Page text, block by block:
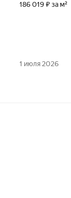
186 019 ₽ за м²
1 июля 2026